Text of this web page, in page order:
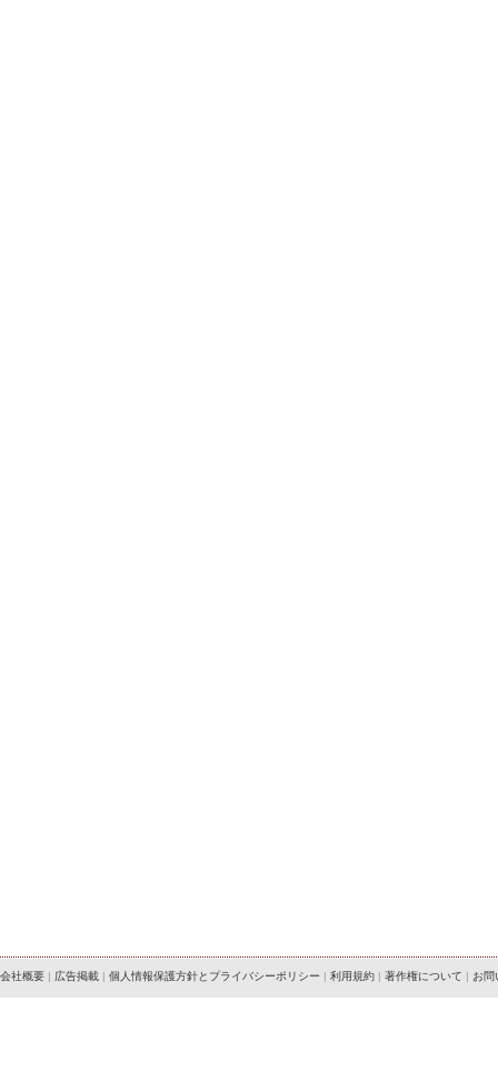
会社概要 | 広告掲載 | 個人情報保護方針とプライバシーポリシー | 利用規約 | 著作権について | お問